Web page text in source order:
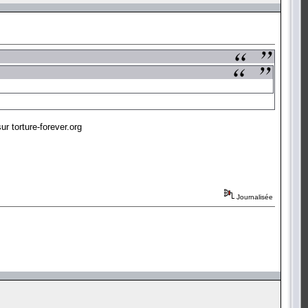
torture-forever.org
Journalisée